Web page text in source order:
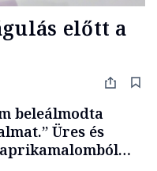
előtt a
beleálmodta
Üres és